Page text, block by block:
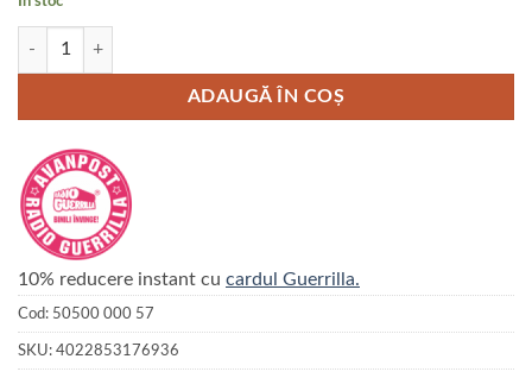
Cantitate Za suplimentara otel inoxidabil negru 3.2 mm
ADAUGĂ ÎN COȘ
10% reducere instant cu cardul Guerrilla.
Cod: 50500 000 57
SKU: 4022853176936